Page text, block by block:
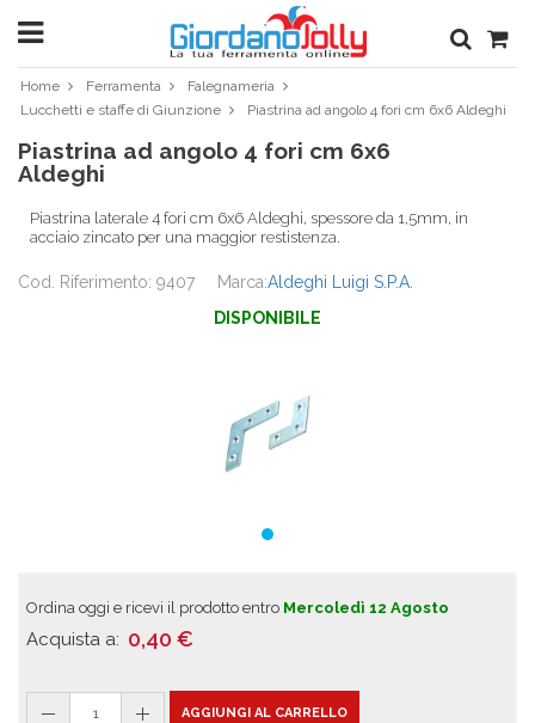
Home Ferramenta
Falegnameria
Lucchetti e staffe di Giunzione
Piastrina ad angolo 4 fori cm 6x6 Aldeghi
Piastrina ad angolo 4 fori cm 6x6
Aldeghi
Piastrina laterale 4 fori cm 6x6 Aldeghi, spessore da 1,5mm, in
acciaio zincato per una maggior restistenza.
Cod. Riferimento: 9407 Marca:Aldeghi Luigi S.P.A.
DISPONIBILE
Ordina oggi e ricevi il prodotto entro Mercoledì 12 Agosto
Acquista a: 0,40 €
1 AGGIUNGI AL CARRELLO